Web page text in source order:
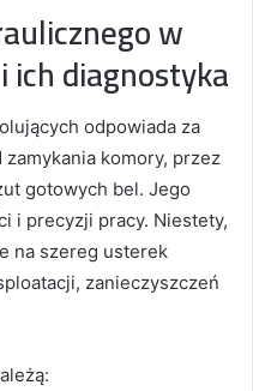
w
ich diagnostyka
odpowiada za
komory, przez
gotowych bel. Jego
i precyzji pracy. Niestety,
na szereg usterek
zanieczyszczeń